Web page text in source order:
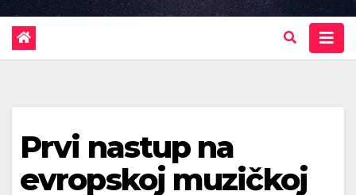
Prvi nastup na
evropskoj muzičkoj